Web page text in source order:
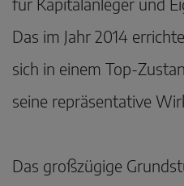
Das im Jahr 2014
sich in einem Top-
seine repräsentative
Das großzügige